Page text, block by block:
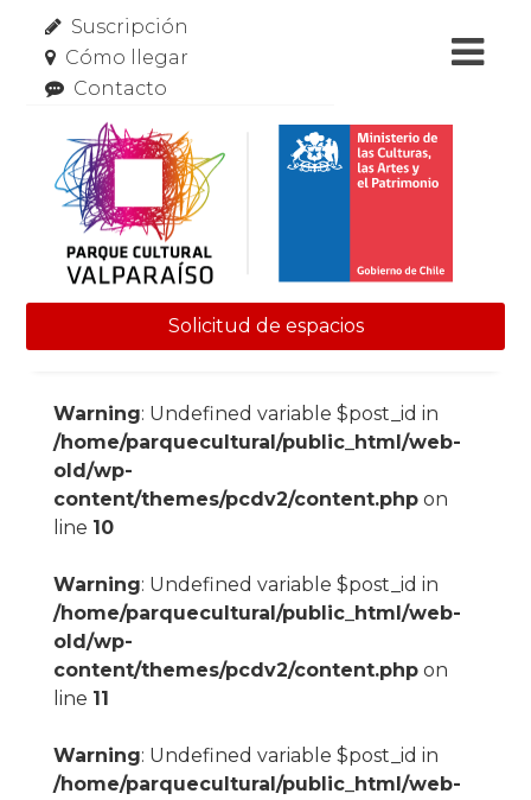
Suscripción
Cómo llegar
Contacto
Solicitud de espacios
Warning: Undefined variable $post_id in
/home/parquecultural/public_html/web-
old/wp-
content/themes/pcdv2/content.phpon
line 10
Warning: Undefined variable $post_id in
/home/parquecultural/public_html/web-
old/wp-
content/themes/pcdv2/content.phpon
line 11
Warning: Undefined variable $post_id in
/home/parquecultural/public_html/web-